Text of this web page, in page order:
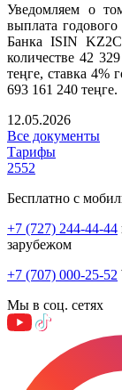
Уведомляем о
выплата
Банка ISIN
количестве 42
теңге, ставка 4%
693 161 240 теңге.
12.05.2026
Все документы
Тарифы
2552
Бесплатно с
+7 (727) 244-44-44
зарубежом
+7 (707) 000-25-52
Мы в соц. сетях